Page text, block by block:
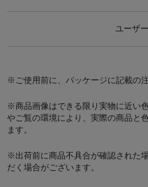
ユーザ
※ご使用前に、パッケージに記載の
※商品画像はできる限り実物に近い
やご覧の環境により、実際の商品と
ます。
※出荷前に商品不具合が確認された
だく場合がございます。